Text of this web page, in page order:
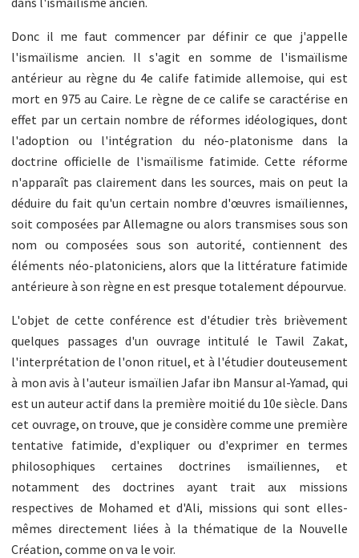
Donc il me faut commencer par définir ce que j'appelle
l'ismaïlisme ancien. Il s'agit en somme de l'ismaïlisme
antérieur au règne du 4e calife fatimide allemoise, qui est
mort en 975 au Caire. Le règne de ce calife se caractérise en
effet par un certain nombre de réformes idéologiques, dont
l'adoption ou l'intégration du néo-platonisme dans la
doctrine officielle de l'ismaïlisme fatimide. Cette réforme
n'apparaît pas clairement dans les sources, mais on peut la
déduire du fait qu'un certain nombre d'œuvres ismaïliennes,
soit composées par Allemagne ou alors transmises sous son
nom ou composées sous son autorité, contiennent des
éléments néo-platoniciens, alors que la littérature fatimide
antérieure à son règne en est presque totalement dépourvue.
L'objet de cette conférence est d'étudier très brièvement
quelques passages d'un ouvrage intitulé le Tawil Zakat,
l'interprétation de l'onon rituel, et à l'étudier douteusement
à mon avis à l'auteur ismaïlien Jafar ibn Mansur al-Yamad, qui
est un auteur actif dans la première moitié du 10e siècle. Dans
cet ouvrage, on trouve, que je considère comme une première
tentative fatimide, d'expliquer ou d'exprimer en termes
philosophiques certaines doctrines ismaïliennes, et
notamment des doctrines ayant trait aux missions
respectives de Mohamed et d'Ali, missions qui sont elles-
mêmes directement liées à la thématique de la Nouvelle
Création, comme on va le voir.